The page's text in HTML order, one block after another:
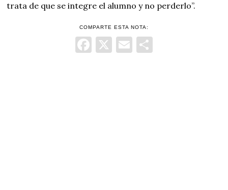
trata de que se integre el alumno y no perderlo”.
COMPARTE ESTA NOTA:
Facebook
X Email